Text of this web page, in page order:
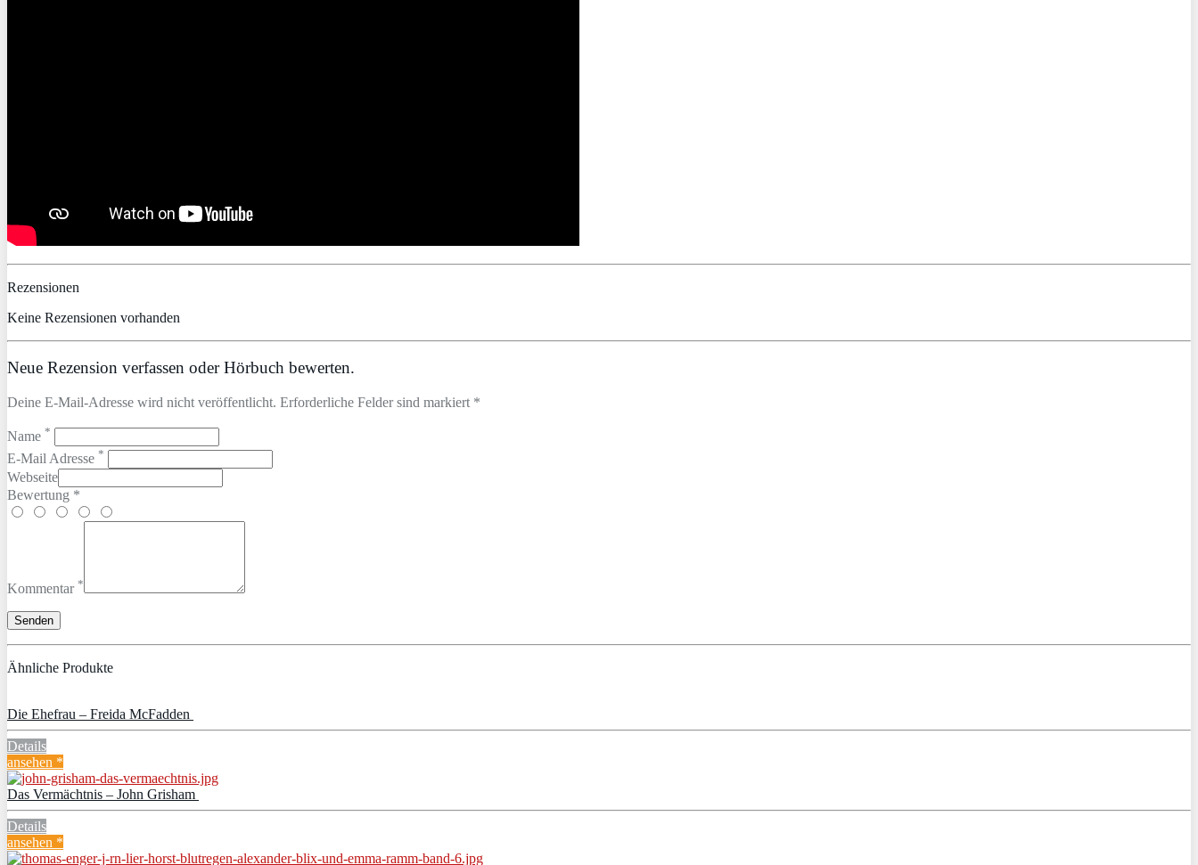
Rezensionen
Keine Rezensionen vorhanden
Neue Rezension verfassen oder Hörbuch bewerten.
Deine E-Mail-Adresse wird nicht veröffentlicht. Erforderliche Felder sind markiert *
Name *
E-Mail Adresse *
Webseite
Bewertung *
Kommentar *
Ähnliche Produkte
Die Ehefrau – Freida McFadden
Details
ansehen *
Das Vermächtnis – John Grisham
Details
ansehen *